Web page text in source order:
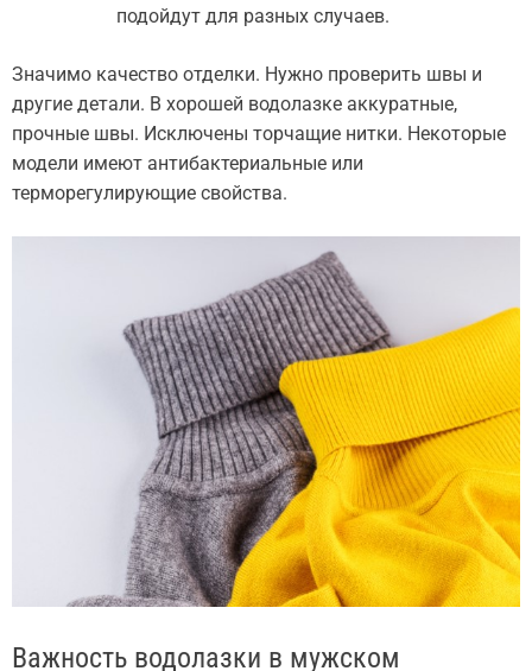
подойдут для разных случаев.
Значимо качество отделки. Нужно проверить швы и
другие детали. В хорошей водолазке аккуратные,
прочные швы. Исключены торчащие нитки. Некоторые
модели имеют антибактериальные или
терморегулирующие свойства.
Важность водолазки в мужском